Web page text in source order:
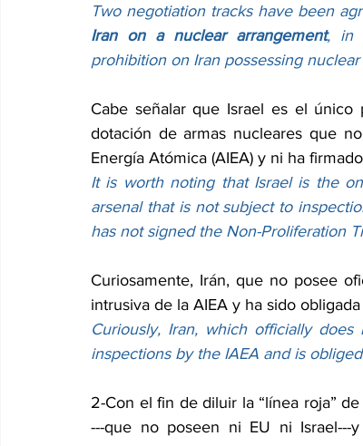
Two negotiation tracks have been
Iran on a nuclear arrangement, in
prohibition on Iran possessing
Cabe señalar que Israel es el
dotación de armas nucleares que
Energía Atómica (AIEA) y ni ha
It is worth noting that Israel is the
arsenal that is not subject to
has not signed the Non-Proliferation
Curiosamente, Irán, que no posee
intrusiva de la AIEA y ha sido
Curiously, Iran, which officially
inspections by the IAEA and is
2-Con el fin de diluir la “línea roja”
---que no poseen ni EU ni Israel---